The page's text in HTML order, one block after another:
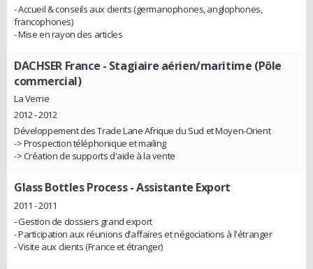
- Accueil & conseils aux clients (germanophones, anglophones,
francophones)
- Mise en rayon des articles
DACHSER France - Stagiaire aérien/maritime (Pôle
commercial)
La Verrie
2012 - 2012
Développement des Trade Lane Afrique du Sud et Moyen-Orient
-> Prospection téléphonique et mailing
-> Création de supports d'aide à la vente
Glass Bottles Process- Assistante Export
2011 - 2011
- Gestion de dossiers grand export
- Participation aux réunions d’affaires et négociations à l'étranger
- Visite aux clients (France et étranger)